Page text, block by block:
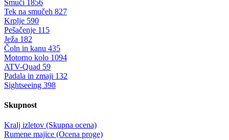
Smuči 1856
Tek na smučeh 827
Krplje 590
Pešačenje 115
Ježa 182
Čoln in kanu 435
Motorno kolo 1094
ATV-Quad 59
Padala in zmaji 132
Sightseeing 398
Skupnost
Kralj izletov (Skupna ocena)
Rumene majice (Ocena proge)